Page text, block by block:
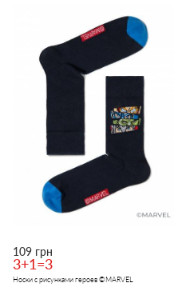
109 грн
3+1=3
Носки с рисунками героев ©MARVEL